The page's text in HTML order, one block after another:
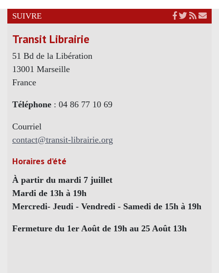
SUIVRE
Transit Librairie
51 Bd de la Libération
13001 Marseille
France
Téléphone : 04 86 77 10 69
Courriel
contact@transit-librairie.org
Horaires d’été
À partir du mardi 7 juillet
Mardi de 13h à 19h
Mercredi- Jeudi - Vendredi - Samedi de 15h à 19h
Fermeture du 1er Août de 19h au 25 Août 13h